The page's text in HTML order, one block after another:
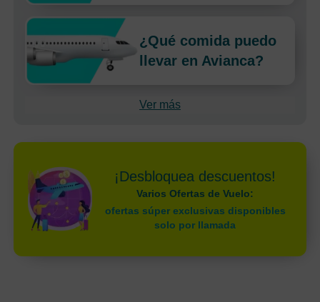
¿Qué comida puedo
llevar en Avianca?
Ver más
¡Desbloquea descuentos!
Varios Ofertas de Vuelo:
ofertas súper exclusivas disponibles
solo por llamada